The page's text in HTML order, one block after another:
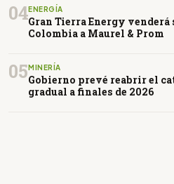
04ENERGÍA
Gran Tierra Energy venderá
Colombia a Maurel & Prom
05 MINERÍA
Gobierno prevé reabrir el
gradual a finales de 2026